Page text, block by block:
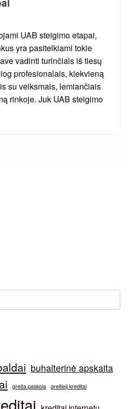
UAB steigimo etapai,
yra pasitelkiami tokie
vadinti turinčiais iš tiesų
profesionalais, kiekvieną
su veiksmais, lemiančiais
rinkoje. Juk UAB steigimo
buhalterinė apskaita
greita paskola greitieji kreditai